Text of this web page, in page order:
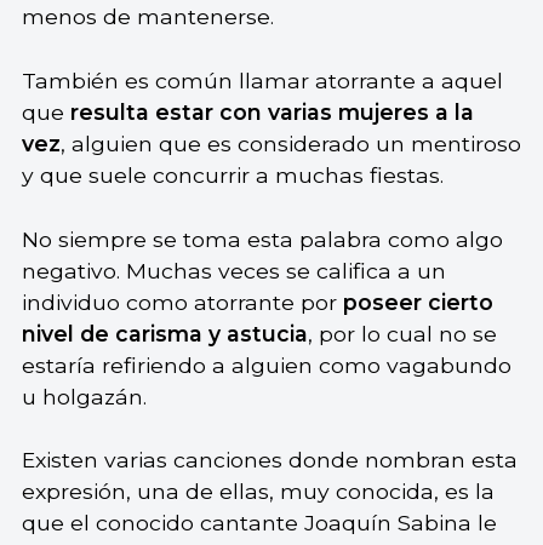
menos de mantenerse.
También es común llamar atorrante a aquel
que resulta estar con varias mujeres a la
vez, alguien que es considerado un mentiroso
y que suele concurrir a muchas fiestas.
No siempre se toma esta palabra como algo
negativo. Muchas veces se califica a un
individuo como atorrante por poseer cierto
nivel de carisma y astucia, por lo cual no se
estaría refiriendo a alguien como vagabundo
u holgazán.
Existen varias canciones donde nombran esta
expresión, una de ellas, muy conocida, es la
que el conocido cantante Joaquín Sabina le